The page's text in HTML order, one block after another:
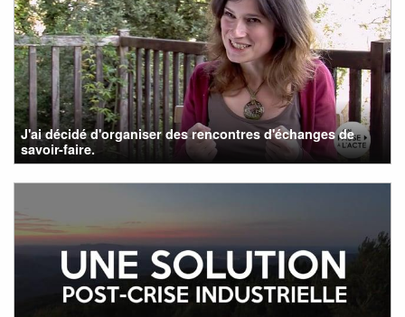
J'ai décidé d'organiser des rencontres d'échanges de
savoir-faire.